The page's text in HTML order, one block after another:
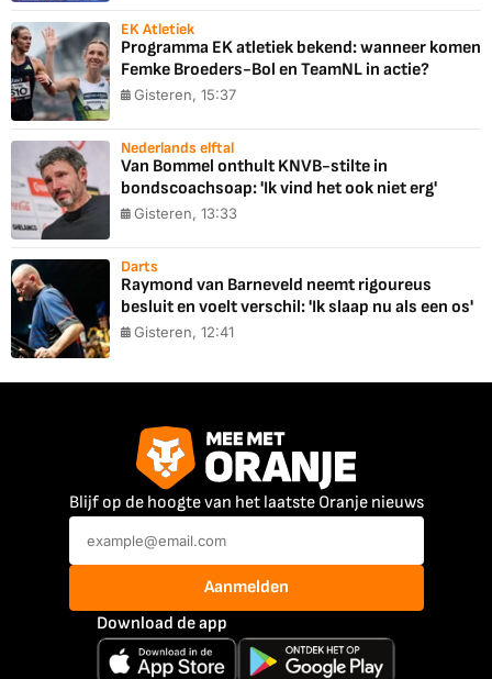
EK Atletiek
Programma EK atletiek bekend: wanneer komen
Femke Broeders-Bol en TeamNL in actie?
Gisteren, 15:37
Nederlands elftal
Van Bommel onthult KNVB-stilte in
bondscoachsoap: 'Ik vind het ook niet erg'
Gisteren, 13:33
Darts
Raymond van Barneveld neemt rigoureus
besluit en voelt verschil: 'Ik slaap nu als een os'
Gisteren, 12:41
Blijf op de hoogte van het laatste Oranje nieuws
Aanmelden
Download de app